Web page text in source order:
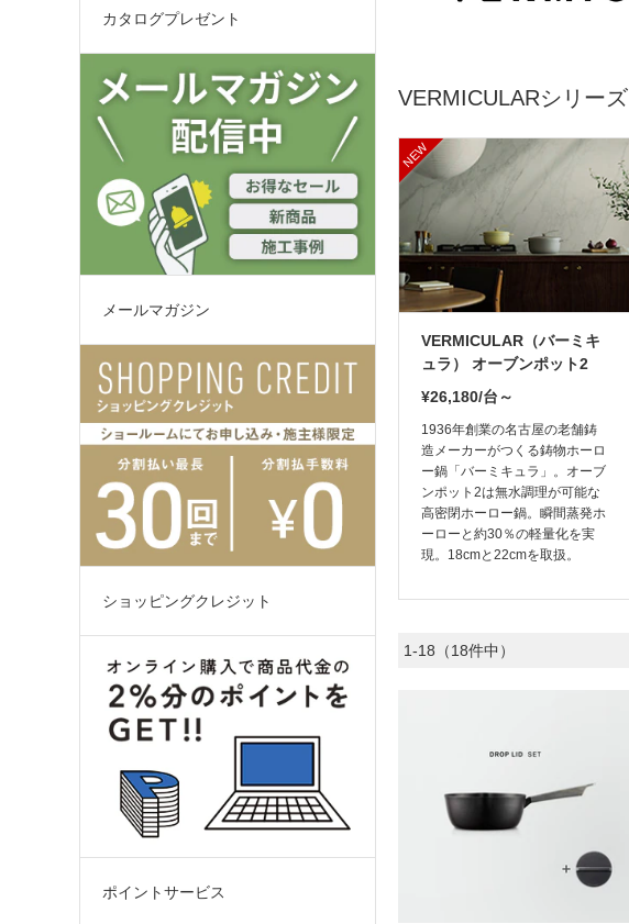
VERMICULARシリーズ
VERMICULAR（バーミキ
ュラ） オーブンポット2
¥26,180/台～
1936年創業の名古屋の老舗鋳
造メーカーがつくる鋳物ホーロ
ー鍋「バーミキュラ」。オーブ
ンポット2は無水調理が可能な
高密閉ホーロー鍋。瞬間蒸発ホ
ーローと約30％の軽量化を実
現。18cmと22cmを取扱。
1-18（18件中）
カタログプレゼント
メールマガジン
ショッピングクレジット
ポイントサービス